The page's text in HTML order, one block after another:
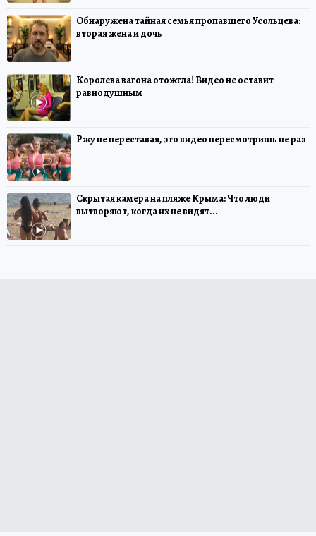
Обнаружена тайная семья пропавшего Усольцева:
вторая жена и дочь
Королева вагона отожгла! Видео не оставит
равнодушным
Ржу не переставая, это видео пересмотришь не раз
Скрытая камера на пляже Крыма: Что люди
вытворяют, когда их не видят...